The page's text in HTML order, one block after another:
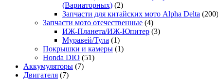
(Вариаторных) (2)
Запчасти для китайских мото Alpha Delta (200)
Запчасти мото отечественные (4)
ИЖ-Планета/ИЖ-Юпитер (3)
Муравей/Тула (1)
Покрышки и камеры (1)
Honda DIO (51)
Аккумуляторы (7)
Двигателя (7)